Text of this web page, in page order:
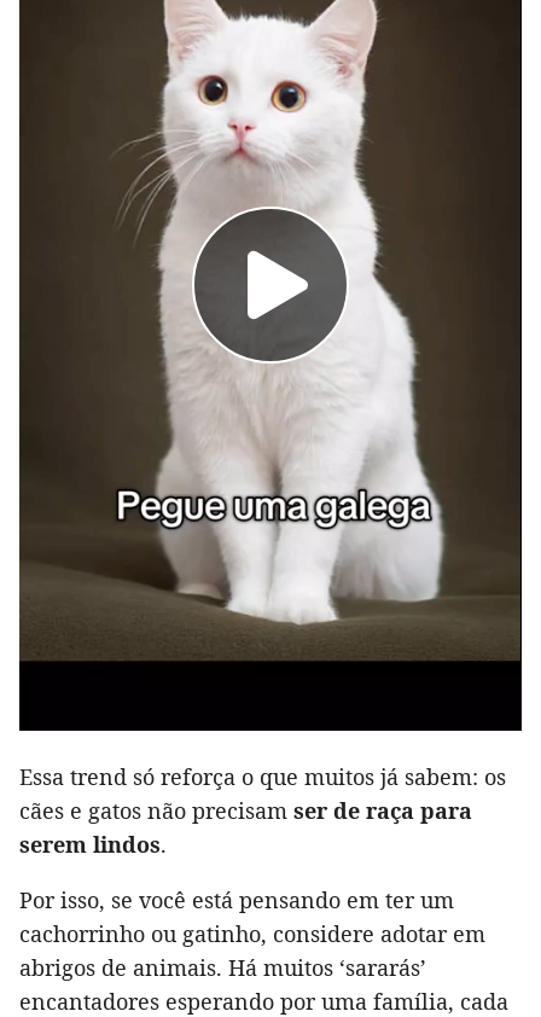
Essa trend só reforça o que muitos já sabem: os
cães e gatos não precisam ser de raça para
serem lindos.
Por isso, se você está pensando em ter um
cachorrinho ou gatinho, considere adotar em
abrigos de animais. Há muitos ‘sararás’
encantadores esperando por uma família, cada